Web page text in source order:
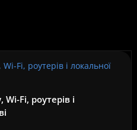
Fi, роутерів і